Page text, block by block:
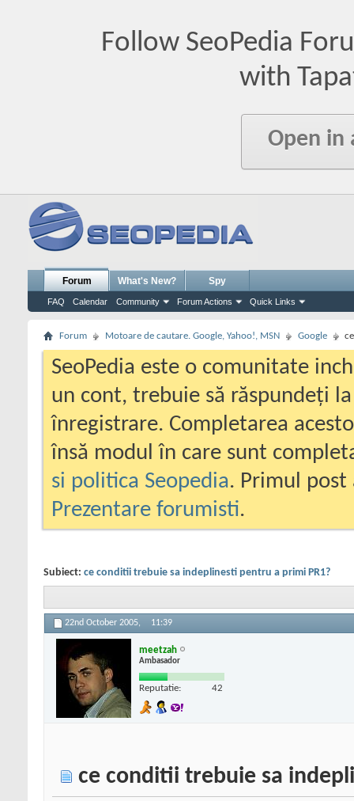
Follow SeoPedia
with
Open in
Forum
FAQ Calendar Community Forum Actions Quick Links
What's New? Spy
Forum Motoare de cautare. Google, Yahoo!, MSN Google
SeoPedia este o comunitate
un cont, trebuie să răspundeți
înregistrare. Completarea
însă modul în care sunt
si politica Seopedia. Primul
Prezentare forumisti.
Subiect: ce conditii trebuie sa indeplinesti pentru a primi PR1?
22nd October 2005, 11:39
meetzah
Ambasador
Reputatie: 42
ce conditii trebuie sa